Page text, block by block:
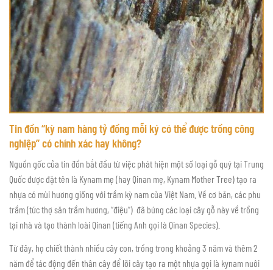
Tin đồn “kỳ nam hàng tỷ đồng mỗi ký có thể được trồng công
nghiệp” có chính xác hay không?
Nguồn gốc của tin đồn bắt đầu từ việc phát hiện một số loại gỗ quý tại Trung
Quốc được đặt tên là Kynam mẹ (hay Qinan mẹ, Kynam Mother Tree) tạo ra
nhựa có mùi hương giống với trầm kỳ nam của Việt Nam. Về cơ bản, các phu
trầm (tức thợ săn trầm hương, “điệu”) đã bứng các loại cây gỗ này về trồng
tại nhà và tạo thành loài Qinan (tiếng Anh gọi là Qinan Species).
Từ đây, họ chiết thành nhiều cây con, trồng trong khoảng 3 năm và thêm 2
năm để tác động đến thân cây để lõi cây tạo ra một nhựa gọi là kynam nuôi